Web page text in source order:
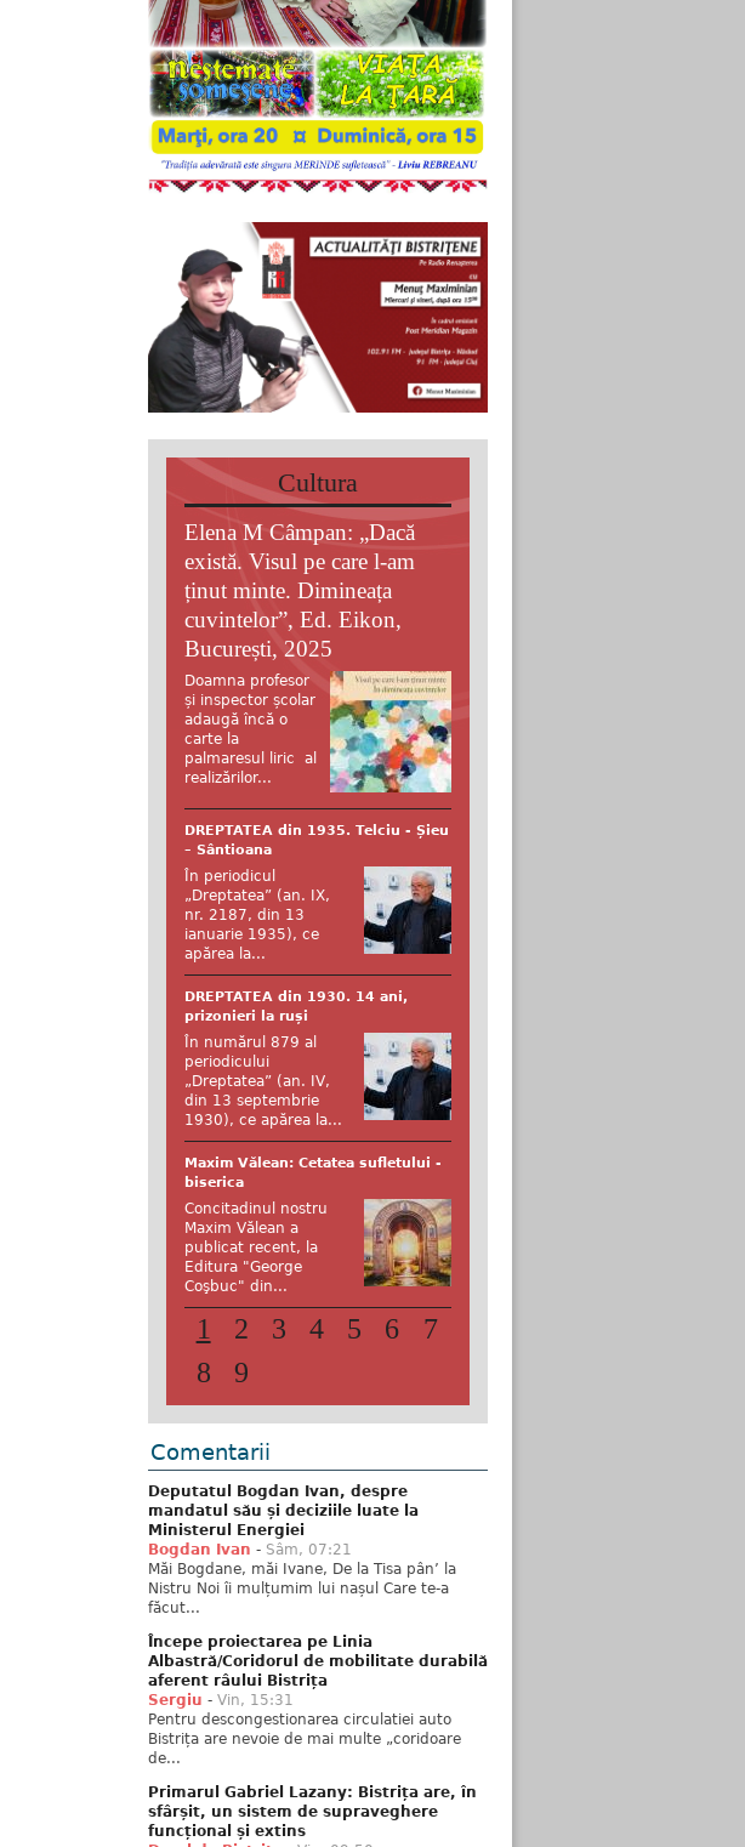
Cultura
Elena M Câmpan: „Dacă
există. Visul pe care l-am
ținut minte. Dimineața
cuvintelor”, Ed. Eikon,
București, 2025
Doamna profesor
și inspector școlar
adaugă încă o
carte la
palmaresul liric al
realizărilor...
DREPTATEA din 1935. Telciu - Șieu
– Sântioana
În periodicul
„Dreptatea” (an. IX,
nr. 2187, din 13
ianuarie 1935), ce
apărea la...
DREPTATEA din 1930. 14 ani,
prizonieri la ruși
În numărul 879 al
periodicului
„Dreptatea” (an. IV,
din 13 septembrie
1930), ce apărea la...
Maxim Vălean: Cetatea sufletului -
biserica
Concitadinul nostru
Maxim Vălean a
publicat recent, la
Editura "George
Coşbuc" din...
1 2 3 4 5 6
7
8
9
Comentarii
Deputatul Bogdan Ivan, despre
mandatul său și deciziile luate la
Ministerul Energiei
Bogdan Ivan - Sâm, 07:21
Măi Bogdane, măi Ivane, De la Tisa pân’ la
Nistru Noi îi mulțumim lui nașul Care te-a
făcut...
Începe proiectarea pe Linia
Albastră/Coridorul de mobilitate durabilă
aferent râului Bistrița
Sergiu - Vin, 15:31
Pentru descongestionarea circulatiei auto
Bistrița are nevoie de mai multe „coridoare
de...
Primarul Gabriel Lazany: Bistrița are, în
sfârșit, un sistem de supraveghere
funcțional și extins